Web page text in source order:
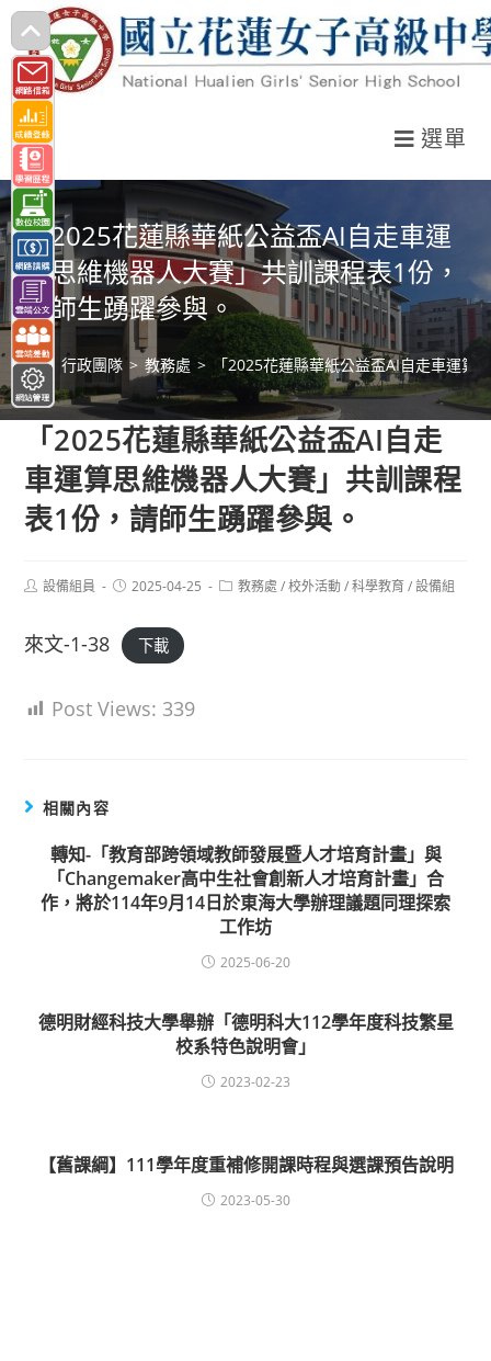
跳
轉
至
主
要
內
容
選單
「2025花蓮縣華紙公益盃AI自走車運
算思維機器人大賽」共訓課程表1份，
請師生踴躍參與。
> 行政團隊 > 教務處 > 「2025花蓮縣華紙公益盃AI自走車運算
「2025花蓮縣華紙公益盃AI自走
車運算思維機器人大賽」共訓課程
表1份，請師生踴躍參與。
Post設備組員
Post2025-04-25
Post教務處 / 校外活動 / 科學教育 / 設備組
來文-1-38 下載
Post Views: 339
相關內容
轉知-「教育部跨領域教師發展暨人才培育計畫」與
「Changemaker高中生社會創新人才培育計畫」合
作，將於114年9月14日於東海大學辦理議題同理探索
工作坊
2025-06-20
德明財經科技大學舉辦「德明科大112學年度科技繁星
校系特色說明會」
2023-02-23
【舊課綱】111學年度重補修開課時程與選課預告說明
2023-05-30